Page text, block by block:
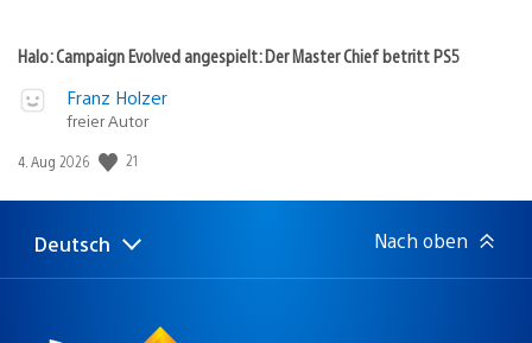
Halo: Campaign Evolved angespielt: Der Master Chief betritt PS5
Franz Holzer
freier Autor
Veröffentlichungsdatum:
4. Aug 2026 21
Select
a
Aktuelle
Region:
Deutsch Nach oben